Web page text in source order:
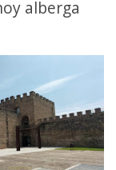
alberga